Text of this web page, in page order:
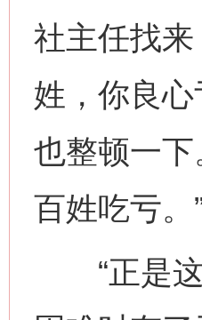
社主任找
姓，你良
也整顿一下
百姓吃亏。
“正是这